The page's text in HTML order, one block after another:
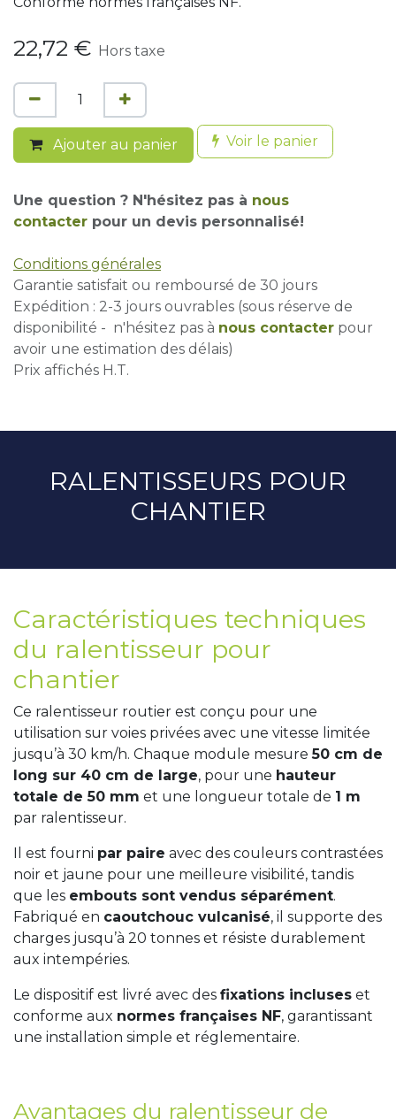
22,72 € Hors taxe
Ajouter au panier Voir le panier
Une question ? N'hésitez pas à nous
contacter pour un devis personnalisé!
Conditions générales
Garantie satisfait ou remboursé de 30 jours
Expédition : 2-3 jours ouvrables (sous réserve de
disponibilité - n'hésitez pas à nous contacter pour
avoir une estimation des délais)
Prix affichés H.T.
RALENTISSEURS POUR
CHANTIER
Caractéristiques techniques
du ralentisseur pour
chantier
Ce ralentisseur routier est conçu pour une
utilisation sur voies privées avec une vitesse limitée
jusqu’à 30 km/h. Chaque module mesure50 cm de
long sur 40 cm de large, pour une hauteur
totale de 50 mm et une longueur totale de 1 m
par ralentisseur.
Il est fourni par paire avec des couleurs contrastées
noir et jaune pour une meilleure visibilité, tandis
que les embouts sont vendus séparément.
Fabriqué en caoutchouc vulcanisé, il supporte des
charges jusqu’à 20 tonnes et résiste durablement
aux intempéries.
Le dispositif est livré avec des fixations incluses et
conforme aux normes françaises NF, garantissant
une installation simple et réglementaire.
Avantages du ralentisseur de